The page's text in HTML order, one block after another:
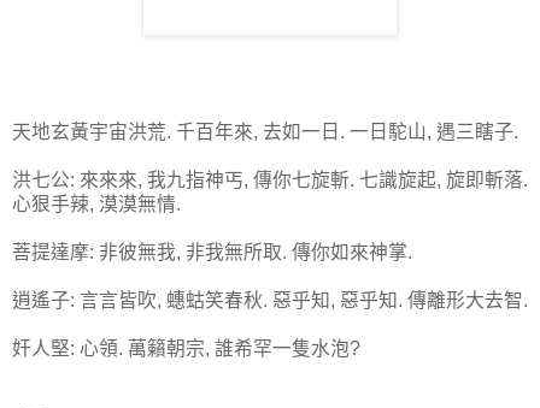
天地玄黃宇宙洪荒. 千百年來, 去如一日. 一日駝山, 遇三瞎子.
洪七公: 來來來, 我九指神丐, 傳你七旋斬. 七識旋起, 旋即斬落.
心狠手辣, 漠漠無情.
菩提達摩: 非彼無我, 非我無所取. 傳你如來神掌.
逍遙子: 言言皆吹, 蟪蛄笑春秋. 惡乎知, 惡乎知. 傳離形大去智.
奸人堅: 心領. 萬籟朝宗, 誰希罕一隻水泡?